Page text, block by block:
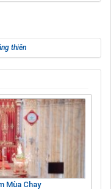
thiên
Mùa Chay